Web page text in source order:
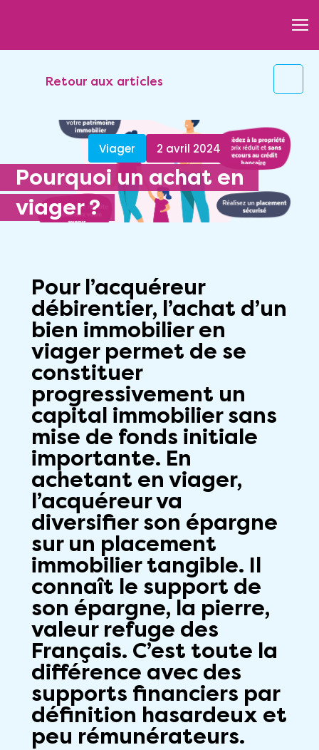
Retour aux articles
Viager 2 avril 2024
Pourquoi un achat en
viager ?
Pour l’acquéreur
débirentier, l’achat d’un
bien immobilier en
viager permet de se
constituer
progressivement un
capital immobilier sans
mise de fonds initiale
importante. En
achetant en viager,
l’acquéreur va
diversifier son épargne
sur un placement
immobilier tangible. Il
connaît le support de
son épargne, la pierre,
valeur refuge des
Français. C’est toute la
différence avec des
supports financiers par
définition hasardeux et
peu rémunérateurs.